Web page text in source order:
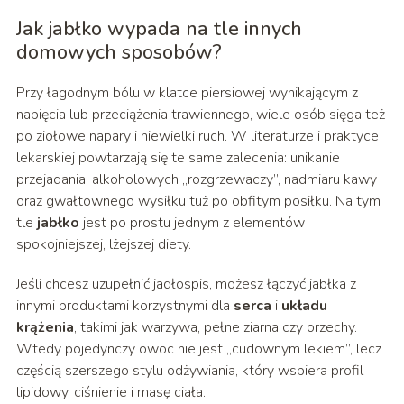
Jak jabłko wypada na tle innych
domowych sposobów?
Przy łagodnym bólu w klatce piersiowej wynikającym z
napięcia lub przeciążenia trawiennego, wiele osób sięga też
po ziołowe napary i niewielki ruch. W literaturze i praktyce
lekarskiej powtarzają się te same zalecenia: unikanie
przejadania, alkoholowych „rozgrzewaczy”, nadmiaru kawy
oraz gwałtownego wysiłku tuż po obfitym posiłku. Na tym
tle jabłko jest po prostu jednym z elementów
spokojniejszej, lżejszej diety.
Jeśli chcesz uzupełnić jadłospis, możesz łączyć jabłka z
innymi produktami korzystnymi dla serca i układu
krążenia, takimi jak warzywa, pełne ziarna czy orzechy.
Wtedy pojedynczy owoc nie jest „cudownym lekiem”, lecz
częścią szerszego stylu odżywiania, który wspiera profil
lipidowy, ciśnienie i masę ciała.